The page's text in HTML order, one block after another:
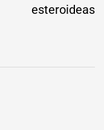
esteroideas